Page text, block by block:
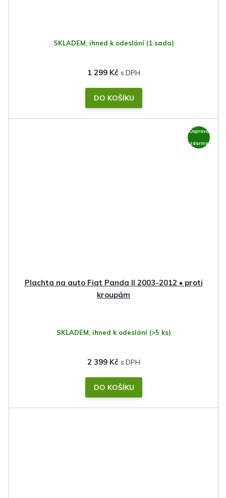
SKLADEM, ihned k odeslání (1 sada)
1 299 Kč
DO KOŠÍKU
Doprava
zdarma
Plachta na auto Fiat Panda II 2003-2012 • proti
kroupám
SKLADEM, ihned k odeslání (>5 ks)
2 399 Kč
DO KOŠÍKU